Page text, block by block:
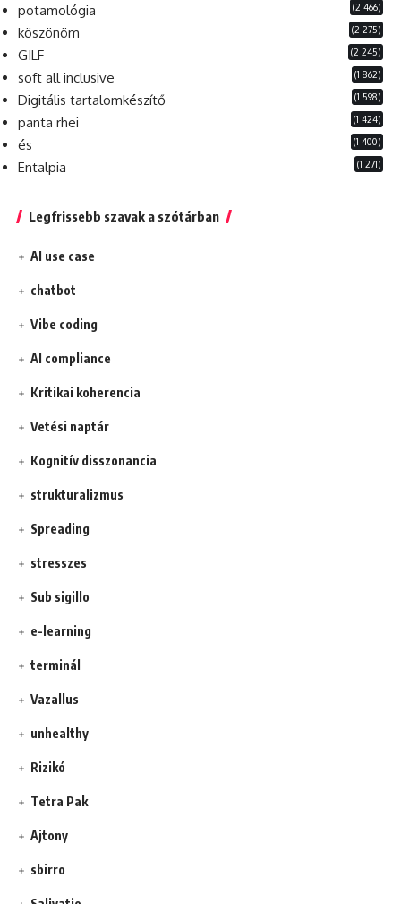
potamológia (2 466)
köszönöm (2 275)
GILF (2 245)
soft all inclusive (1 862)
Digitális tartalomkészítő (1 598)
panta rhei (1 424)
és (1 400)
Entalpia (1 271)
Legfrissebb szavak a szótárban
AI use case
chatbot
Vibe coding
AI compliance
Kritikai koherencia
Vetési naptár
Kognitív disszonancia
strukturalizmus
Spreading
stresszes
Sub sigillo
e-learning
terminál
Vazallus
unhealthy
Rizikó
Tetra Pak
Ajtony
sbirro